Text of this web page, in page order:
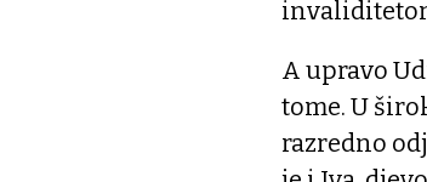
A upravo
tome. U
razredno